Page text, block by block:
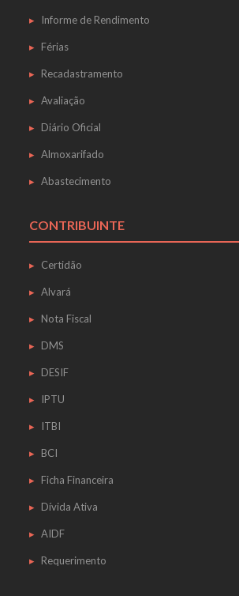
Informe de Rendimento
Férias
Recadastramento
Avaliação
Diário Oficial
Almoxarifado
Abastecimento
CONTRIBUINTE
Certidão
Alvará
Nota Fiscal
DMS
DESIF
IPTU
ITBI
BCI
Ficha Financeira
Dívida Ativa
AIDF
Requerimento